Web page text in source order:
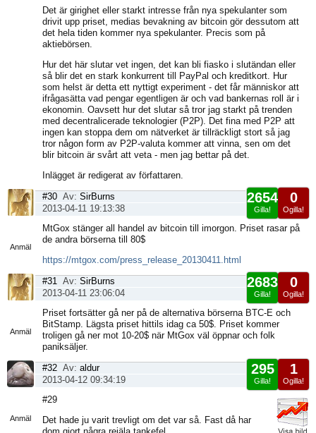
Det är girighet eller starkt intresse från nya spekulanter som
drivit upp priset, medias bevakning av bitcoin gör dessutom att
det hela tiden kommer nya spekulanter. Precis som på
aktiebörsen.
Hur det här slutar vet ingen, det kan bli fiasko i slutändan eller
så blir det en stark konkurrent till PayPal och kreditkort. Hur
som helst är detta ett nyttigt experiment - det får människor att
ifrågasätta vad pengar egentligen är och vad bankernas roll är i
ekonomin. Oavsett hur det slutar så tror jag starkt på trenden
med decentralicerade teknologier (P2P). Det fina med P2P att
ingen kan stoppa dem om nätverket är tillräckligt stort så jag
tror någon form av P2P-valuta kommer att vinna, sen om det
blir bitcoin är svårt att veta - men jag bettar på det.
Inlägget är redigerat av författaren.
Anmäl
0
Ogilla!
2654
Gilla!
#30 Av: SirBurns
2013-04-11 19:13:38
MtGox stänger all handel av bitcoin till imorgon. Priset rasar på
de andra börserna till 80$
https://mtgox.com/press_release_20130411.html
Anmäl
0
Ogilla!
2683
Gilla!
#31 Av: SirBurns
2013-04-11 23:06:04
Priset fortsätter gå ner på de alternativa börserna BTC-E och
BitStamp. Lägsta priset hittils idag ca 50$. Priset kommer
troligen gå ner mot 10-20$ när MtGox väl öppnar och folk
paniksäljer.
Anmäl
1
Ogilla!
295
Gilla!
#32 Av: aldur
2013-04-12 09:34:19
#29
Det hade ju varit trevligt om det var så. Fast då har